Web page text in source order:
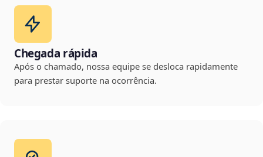
Chegada rápida
Após o chamado, nossa equipe se desloca rapidamente
para prestar suporte na ocorrência.